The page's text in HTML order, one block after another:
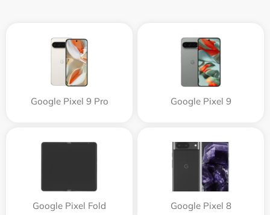
Google Pixel 9 Pro Google Pixel 9
Google Pixel Fold Google Pixel 8